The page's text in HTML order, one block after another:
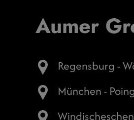
Aumer
Regensburg -
München - Poing